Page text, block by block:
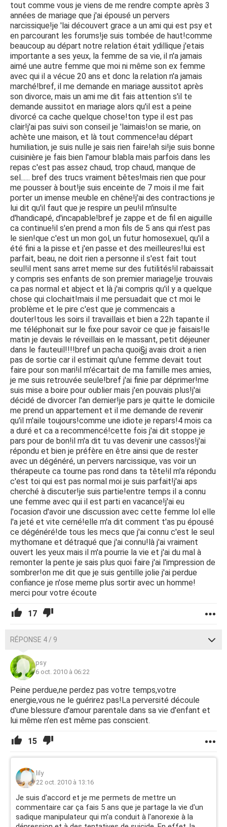
tout comme vous je viens de me rendre compte après 3
années de mariage que j'ai épousé un pervers
narcissique!je 'lai découvert grace a un ami qui est psy et
en parcourant les forums!je suis tombée de haut!comme
beaucoup au départ notre relation était ydillique j'etais
importante a ses yeux, la femme de sa vie, il n'a jamais
aimé une autre femme que moi ni même son ex femme
avec qui il a vécue 20 ans et donc la relation n'a jamais
marché!bref, il me demande en mariage aussitot après
son divorce, mais un ami me dit fais attention s'il te
demande aussitot en mariage alors qu'il est a peine
divorcé ca cache quelque chose!ton type il est pas
clair!j'ai pas suivi son conseil je 'laimais!on se marie, on
achète une maison, et là tout commence!au départ
humiliation, je suis nulle je sais rien faire!ah si!je suis bonne
cuisinière je fais bien l'amour blabla mais parfois dans les
repas c'est pas assez chaud, trop chaud, manque de
sel...... bref des trucs vraiment bêtes!mais rien que pour
me pousser à bout!je suis enceinte de 7 mois il me fait
porter un imense meuble en chêne!j'ai des contractions je
lui dit qu'il faut que je respire un peu!il m'insulte
d'handicapé, d'incapable!bref je zappe et de fil en aiguille
ca continue!il s'en prend a mon fils de 5 ans qui n'est pas
le sien!que c'est un mon gol, un futur homosexuel, qu'il a
été fini a la pisse et j'en passe et des meilleures!lui est
parfait, beau, ne doit rien a personne il s'est fait tout
seul!il ment sans arret meme sur des futilités!il rabaissait
y compris ses enfants de son premier mariage!je trouvais
ca pas normal et abject et là j'ai compris qu'il y a quelque
chose qui clochait!mais il me persuadait que ct moi le
problème et le pire c'est que je commencais a
douter!tous les soirs il travaillais et bien a 22h tapante il
me téléphonait sur le fixe pour savoir ce que je faisais!le
matin je devais le réveillais en le massant, petit déjeuner
dans le fauteuil!!!!bref un pacha quoi§j avais droit a rien
pas de sortie car il estimait qu'une femme devait tout
faire pour son mari!il m'écartait de ma famille mes amies,
je me suis retrouvée seule!bref j'ai finie par déprimer!me
suis mise a boire pour oublier mais j'en pouvais plus!j'ai
décidé de divorcer l'an dernier!je pars je quitte le domicile
me prend un appartement et il me demande de revenir
qu'il m'aile toujours!comme une idiote je repars!4 mois ca
a duré et ca a recommencé!cette fois j'ai dit stoppe je
pars pour de bon!il m'a dit tu vas devenir une cassos!j'ai
répondu et bien je préfère en être ainsi que de rester
avec un dégénéré, un pervers narcissique, vas voir un
thérapeute ca tourne pas rond dans ta tête!il m'a répondu
c'est toi qui est pas normal moi je suis parfait!j'ai aps
cherché à discuter!je suis partie!entre temps il a connu
une femme avec qui il est parti en vacance!j'ai eu
l'ocasion d'avoir une discussion avec cette femme lol elle
l'a jeté et vite cerné!elle m'a dit comment t'as pu épousé
ce dégénéré!de tous les mecs que j'ai connu c'est le seul
mythomane et détraqué que j'ai connu!là j'ai vraiment
ouvert les yeux mais il m'a pourrie la vie et j'ai du mal à
remonter la pente je sais plus quoi faire j'ai l'impression de
sombrer!on me dit que je suis gentille jolie j'ai perdue
confiance je n'ose meme plus sortir avec un homme!
merci pour votre écoute
17
RÉPONSE 4 / 9
psy
6 oct. 2010 à 06:22
Peine perdue,ne perdez pas votre temps,votre
energie,vous ne le guérirez pas!La perversité découle
d'une blessure d'amour parentale dans sa vie d'enfant et
lui même n'en est même pas conscient.
15
lily
22 oct. 2010 à 13:16
Je suis d'accord et je me permets de mettre un
commentaire car ça fais 5 ans que je partage la vie d'un
sadique manipulateur qui m'a conduit à l'anorexie à la